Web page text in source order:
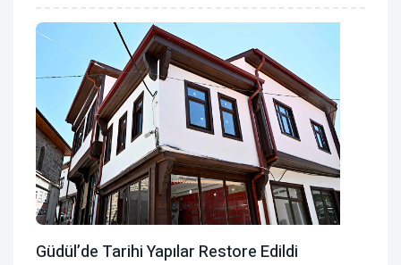
Güdül’de Tarihi Yapılar Restore Edildi